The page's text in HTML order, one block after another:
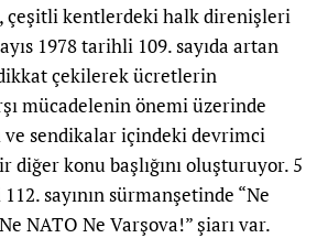
çeşitli kentlerdeki halk direnişleri
1978 tarihli 109. sayıda artan
dikkat çekilerek ücretlerin
mücadelenin önemi üzerinde
ve sendikalar içindeki devrimci
diğer konu başlığını oluşturuyor. 5
sayının sürmanşetinde “Ne
NATO Ne Varşova!” şiarı var.